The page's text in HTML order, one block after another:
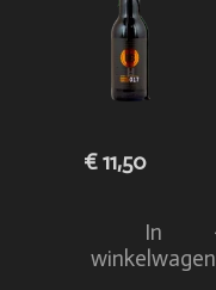
€ 11,50
In
winkelwagen